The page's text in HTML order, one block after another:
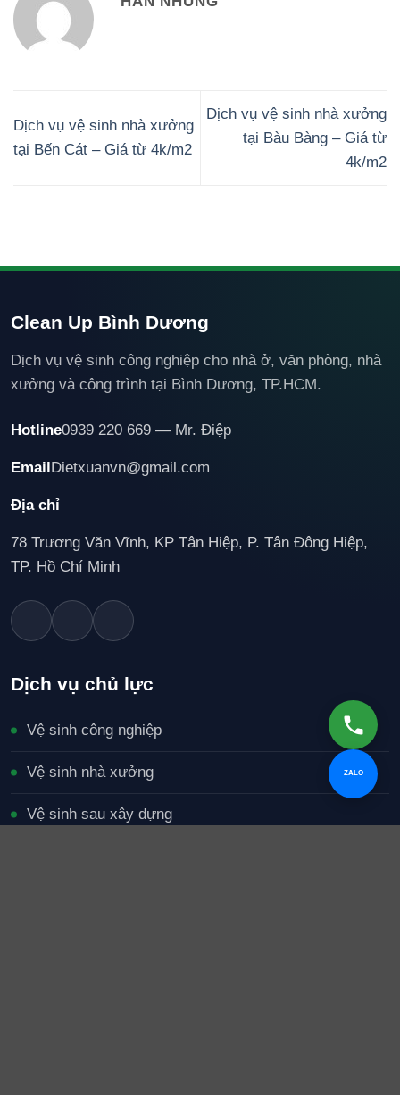
Dịch vụ vệ sinh nhà xưởng
tại Bến Cát – Giá từ 4k/m2
Dịch vụ vệ sinh nhà xưởng
tại Bàu Bàng – Giá từ
4k/m2
Clean Up Bình Dương
Dịch vụ vệ sinh công nghiệp cho nhà ở, văn phòng, nhà
xưởng và công trình tại Bình Dương, TP.HCM.
Hotline0939 220 669 — Mr. Điệp
EmailDietxuanvn@gmail.com
Địa chỉ
78 Trương Văn Vĩnh, KP Tân Hiệp, P. Tân Đông Hiệp,
TP. Hồ Chí Minh
Dịch vụ chủ lực
Vệ sinh công nghiệp
Vệ sinh nhà xưởng
Vệ sinh sau xây dựng
ZALO